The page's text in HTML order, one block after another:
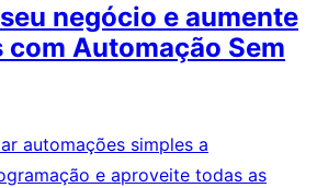
negócio e aumente
com Automação Sem
automações simples a
e aproveite todas as